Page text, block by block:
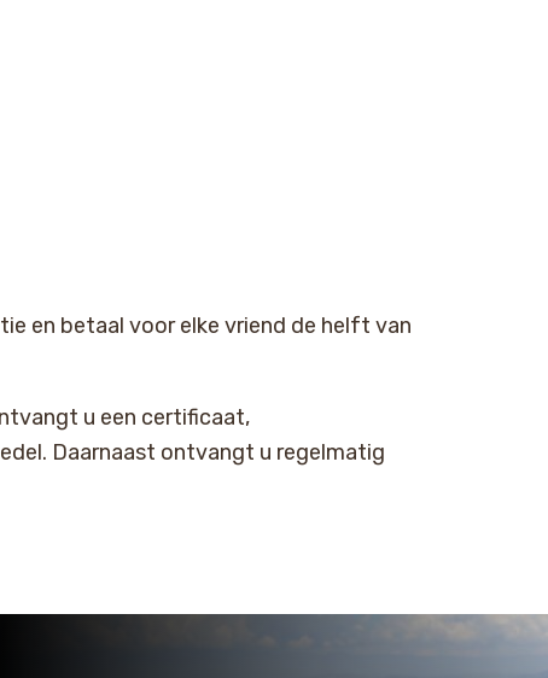
en betaal voor elke vriend de helft van
u een certificaat,
Daarnaast ontvangt u regelmatig